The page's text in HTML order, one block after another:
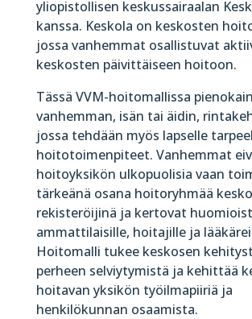
yliopistollisen keskussairaalan
kanssa. Keskola on keskosten
jossa vanhemmat osallistuvat
keskosten päivittäiseen hoitoon.
Tässä VVM-hoitomallissa
vanhemman, isän tai äidin,
jossa tehdään myös lapselle
hoitotoimenpiteet. Vanhemmat
hoitoyksikön ulkopuolisia vaan
tärkeänä osana hoitoryhmää
rekisteröijinä ja kertovat
ammattilaisille, hoitajille ja
Hoitomalli tukee keskosen
perheen selviytymistä ja kehittää
hoitavan yksikön työilmapiiriä ja
henkilökunnan osaamista.